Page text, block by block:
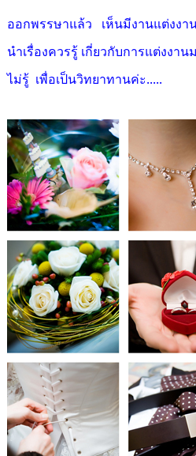
ออกพรรษาแล้ว เห็นมีงานแต่งง
นำเรื่องควรรู้ เกี่ยวกับการแต่งงา
ไม่รู้ เพื่อเป็นวิทยาทานค่ะ.....